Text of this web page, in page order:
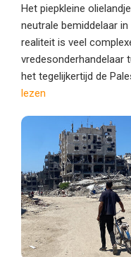
Het piepkleine
neutrale bemiddelaar
realiteit is veel
vredesonderhandelaar
het tegelijkertijd de
lezen